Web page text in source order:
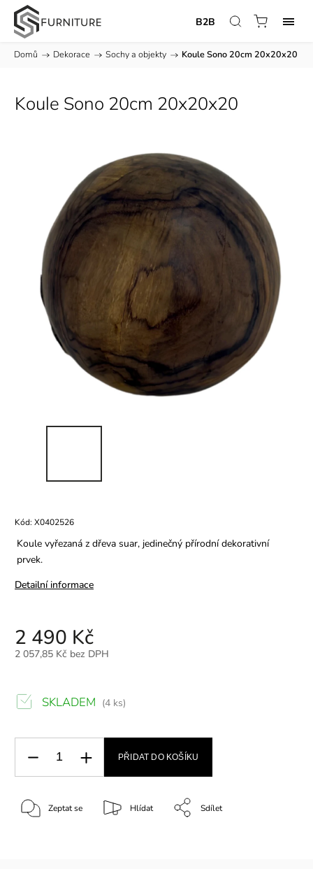
B2B
Domů / Dekorace / Sochy a objekty / Koule Sono 20cm 20x20x20
Koule Sono 20cm 20x20x20
Kód: X0402526
Koule vyřezaná z dřeva suar, jedinečný přírodní dekorativní
prvek.
Detailní informace
2 490 Kč
2 057,85 Kč bez DPH
SKLADEM (4 ks)
PŘIDAT DO KOŠÍKU
Zeptat se Hlídat Sdílet